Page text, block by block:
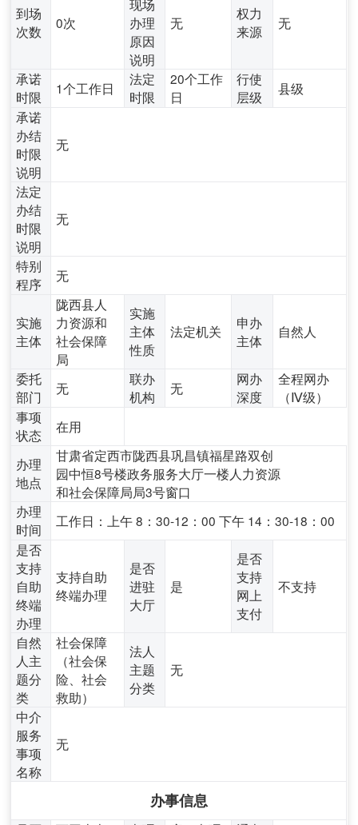
到场
次数
0次
现场
办理
原因
说明
无
权力
来源
无
承诺
时限
1个工作日
法定
时限
20个工作
日
行使
层级
县级
承诺
办结
时限
说明
无
法定
办结
时限
说明
无
特别
程序
无
实施
主体
陇西县人
力资源和
社会保障
局
实施
主体
性质
法定机关
申办
主体
自然人
委托
部门
无
联办
机构
无
网办
深度
全程网办
（Ⅳ级）
事项
状态
在用
办理
地点
甘肃省定西市陇西县巩昌镇福星路双创
园中恒8号楼政务服务大厅一楼人力资源
和社会保障局局3号窗口
办理
时间
工作日：上午 8：30-12：00 下午 14：30-18：00
是否
支持
自助
终端
办理
支持自助
终端办理
是否
进驻
大厅
是
是否
支持
网上
支付
不支持
自然
人主
题分
类
社会保障
（社会保
险、社会
救助）
法人
主题
分类
无
中介
服务
事项
名称
无
办事信息